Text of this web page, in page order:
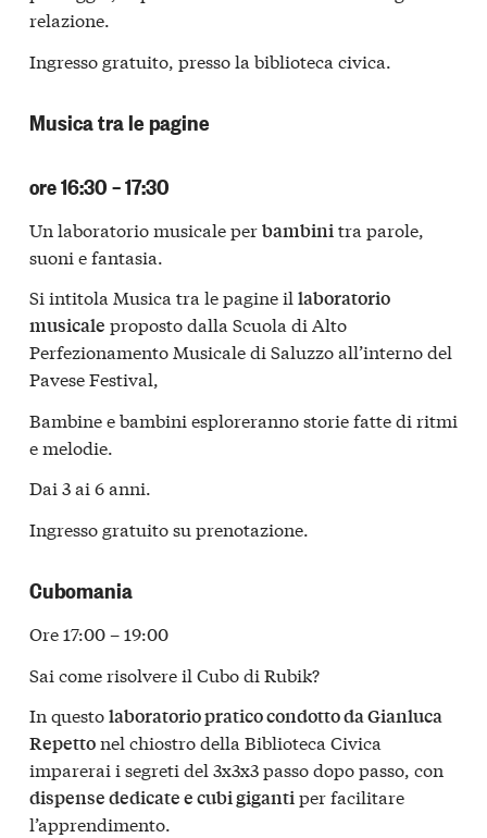
relazione.
Ingresso gratuito, presso la biblioteca civica.
Musica tra le pagine
ore 16:30 – 17:30
Un laboratorio musicale perbambinitra parole,
suoni e fantasia.
Si intitola Musica tra le pagine il laboratorio
musicale proposto dalla Scuola di Alto
Perfezionamento Musicale di Saluzzo all’interno del
Pavese Festival,
Bambine e bambini esploreranno storie fatte di ritmi
e melodie.
Dai 3 ai 6 anni.
Ingresso gratuito su prenotazione.
Cubomania
Ore 17:00 – 19:00
Sai come risolvere il Cubo di Rubik?
In questolaboratorio pratico condotto da Gianluca
Repettonel chiostro della Biblioteca Civica
imparerai i segreti del 3x3x3 passo dopo passo, con
dispense dedicate e cubi gigantiper facilitare
l’apprendimento.